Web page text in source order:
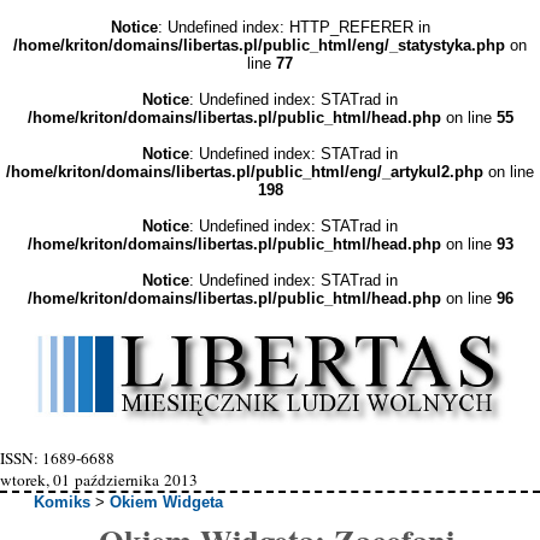
Notice: Undefined index: HTTP_REFERER in
/home/kriton/domains/libertas.pl/public_html/eng/_statystyka.php on
line 77
Notice: Undefined index: STATrad in
/home/kriton/domains/libertas.pl/public_html/head.phpon line 55
Notice: Undefined index: STATrad in
/home/kriton/domains/libertas.pl/public_html/eng/_artykul2.php on line
198
Notice: Undefined index: STATrad in
/home/kriton/domains/libertas.pl/public_html/head.phpon line 93
Notice: Undefined index: STATrad in
/home/kriton/domains/libertas.pl/public_html/head.phpon line 96
ISSN: 1689-6688
wtorek, 01 października 2013
Komiks >Okiem Widgeta